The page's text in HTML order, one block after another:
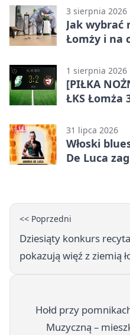
3 sierpnia 2026
Jak wybrać
Łomży i na
1 sierpnia 2026
[PIŁKA
ŁKS Łomża
Liga Grupa
31 lipca 2026
Włoski
De Luca
<< Poprzedni
Dziesiąty konkurs
pokazują więź z ziemią
Hołd przy
Muzyczną –